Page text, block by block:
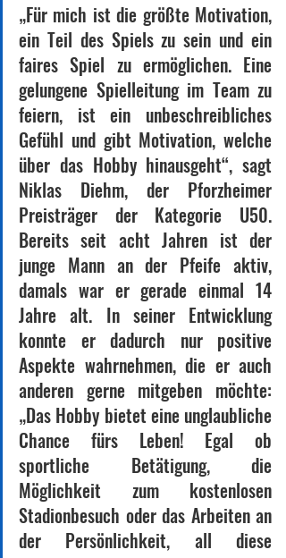
„Für mich ist die größte Motivation,
ein Teil des Spiels zu sein und ein
faires Spiel zu ermöglichen. Eine
gelungene Spielleitung im Team zu
feiern, ist ein unbeschreibliches
Gefühl und gibt Motivation, welche
über das Hobby hinausgeht“, sagt
Niklas Diehm, der Pforzheimer
Preisträger der Kategorie U50.
Bereits seit acht Jahren ist der
junge Mann an der Pfeife aktiv,
damals war er gerade einmal 14
Jahre alt. In seiner Entwicklung
konnte er dadurch nur positive
Aspekte wahrnehmen, die er auch
anderen gerne mitgeben möchte:
„Das Hobby bietet eine unglaubliche
Chance fürs Leben! Egal ob
sportliche Betätigung, die
Möglichkeit zum kostenlosen
Stadionbesuch oder das Arbeiten an
der Persönlichkeit, all diese